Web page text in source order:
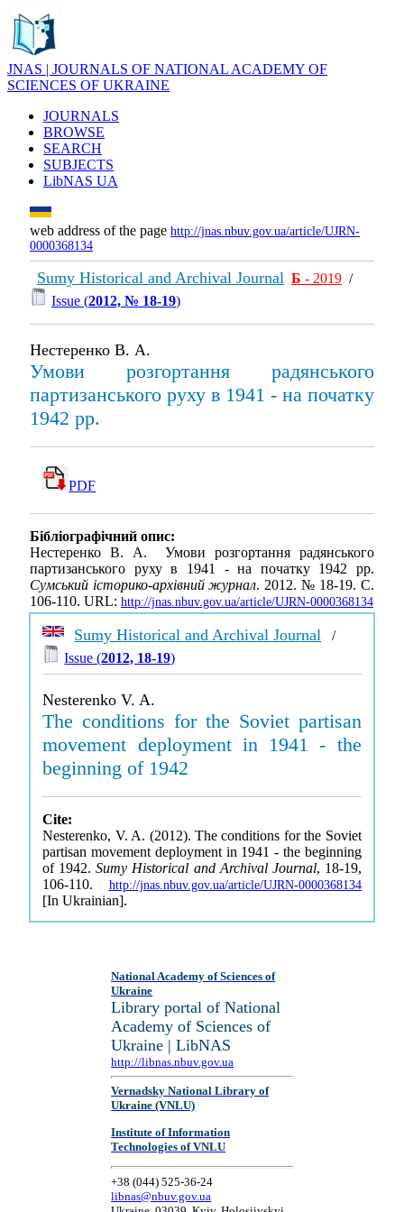
JNAS | JOURNALS OF NATIONAL ACADEMY OF
SCIENCES OF UKRAINE
JOURNALS
BROWSE
SEARCH
SUBJECTS
LibNAS UA
web address of the page http://jnas.nbuv.gov.ua/article/UJRN-
0000368134
Sumy Historical and Archival Journal Б - 2019 /
Issue (2012, № 18-19)
Нестеренко В. А.
Умови розгортання радянського
партизанського руху в 1941 - на початку
1942 рр.
PDF
Бібліографічний опис:
Нестеренко В. А. Умови розгортання радянського
партизанського руху в 1941 - на початку 1942 рр.
Сумський історико-архівний журнал. 2012. № 18-19. С.
106-110. URL: http://jnas.nbuv.gov.ua/article/UJRN-0000368134
Sumy Historical and Archival Journal /
Issue (2012, 18-19)
Nesterenko V. A.
The conditions for the Soviet partisan
movement deployment in 1941 - the
beginning of 1942
Cite:
Nesterenko, V. A. (2012). The conditions for the Soviet
partisan movement deployment in 1941 - the beginning
of 1942.Sumy Historical and Archival Journal, 18-19,
106-110. http://jnas.nbuv.gov.ua/article/UJRN-0000368134
[In Ukrainian].
National Academy of Sciences of
Ukraine
Library portal of National
Academy of Sciences of
Ukraine | LibNAS
http://libnas.nbuv.gov.ua
Vernadsky National Library of
Ukraine (VNLU)
Institute of Information
Technologies of VNLU
+38 (044) 525-36-24
libnas@nbuv.gov.ua